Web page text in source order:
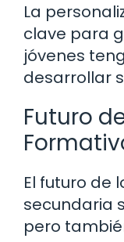
La
clave para
jóvenes
desarrollar
Futuro
El futuro de
secundaria
pero